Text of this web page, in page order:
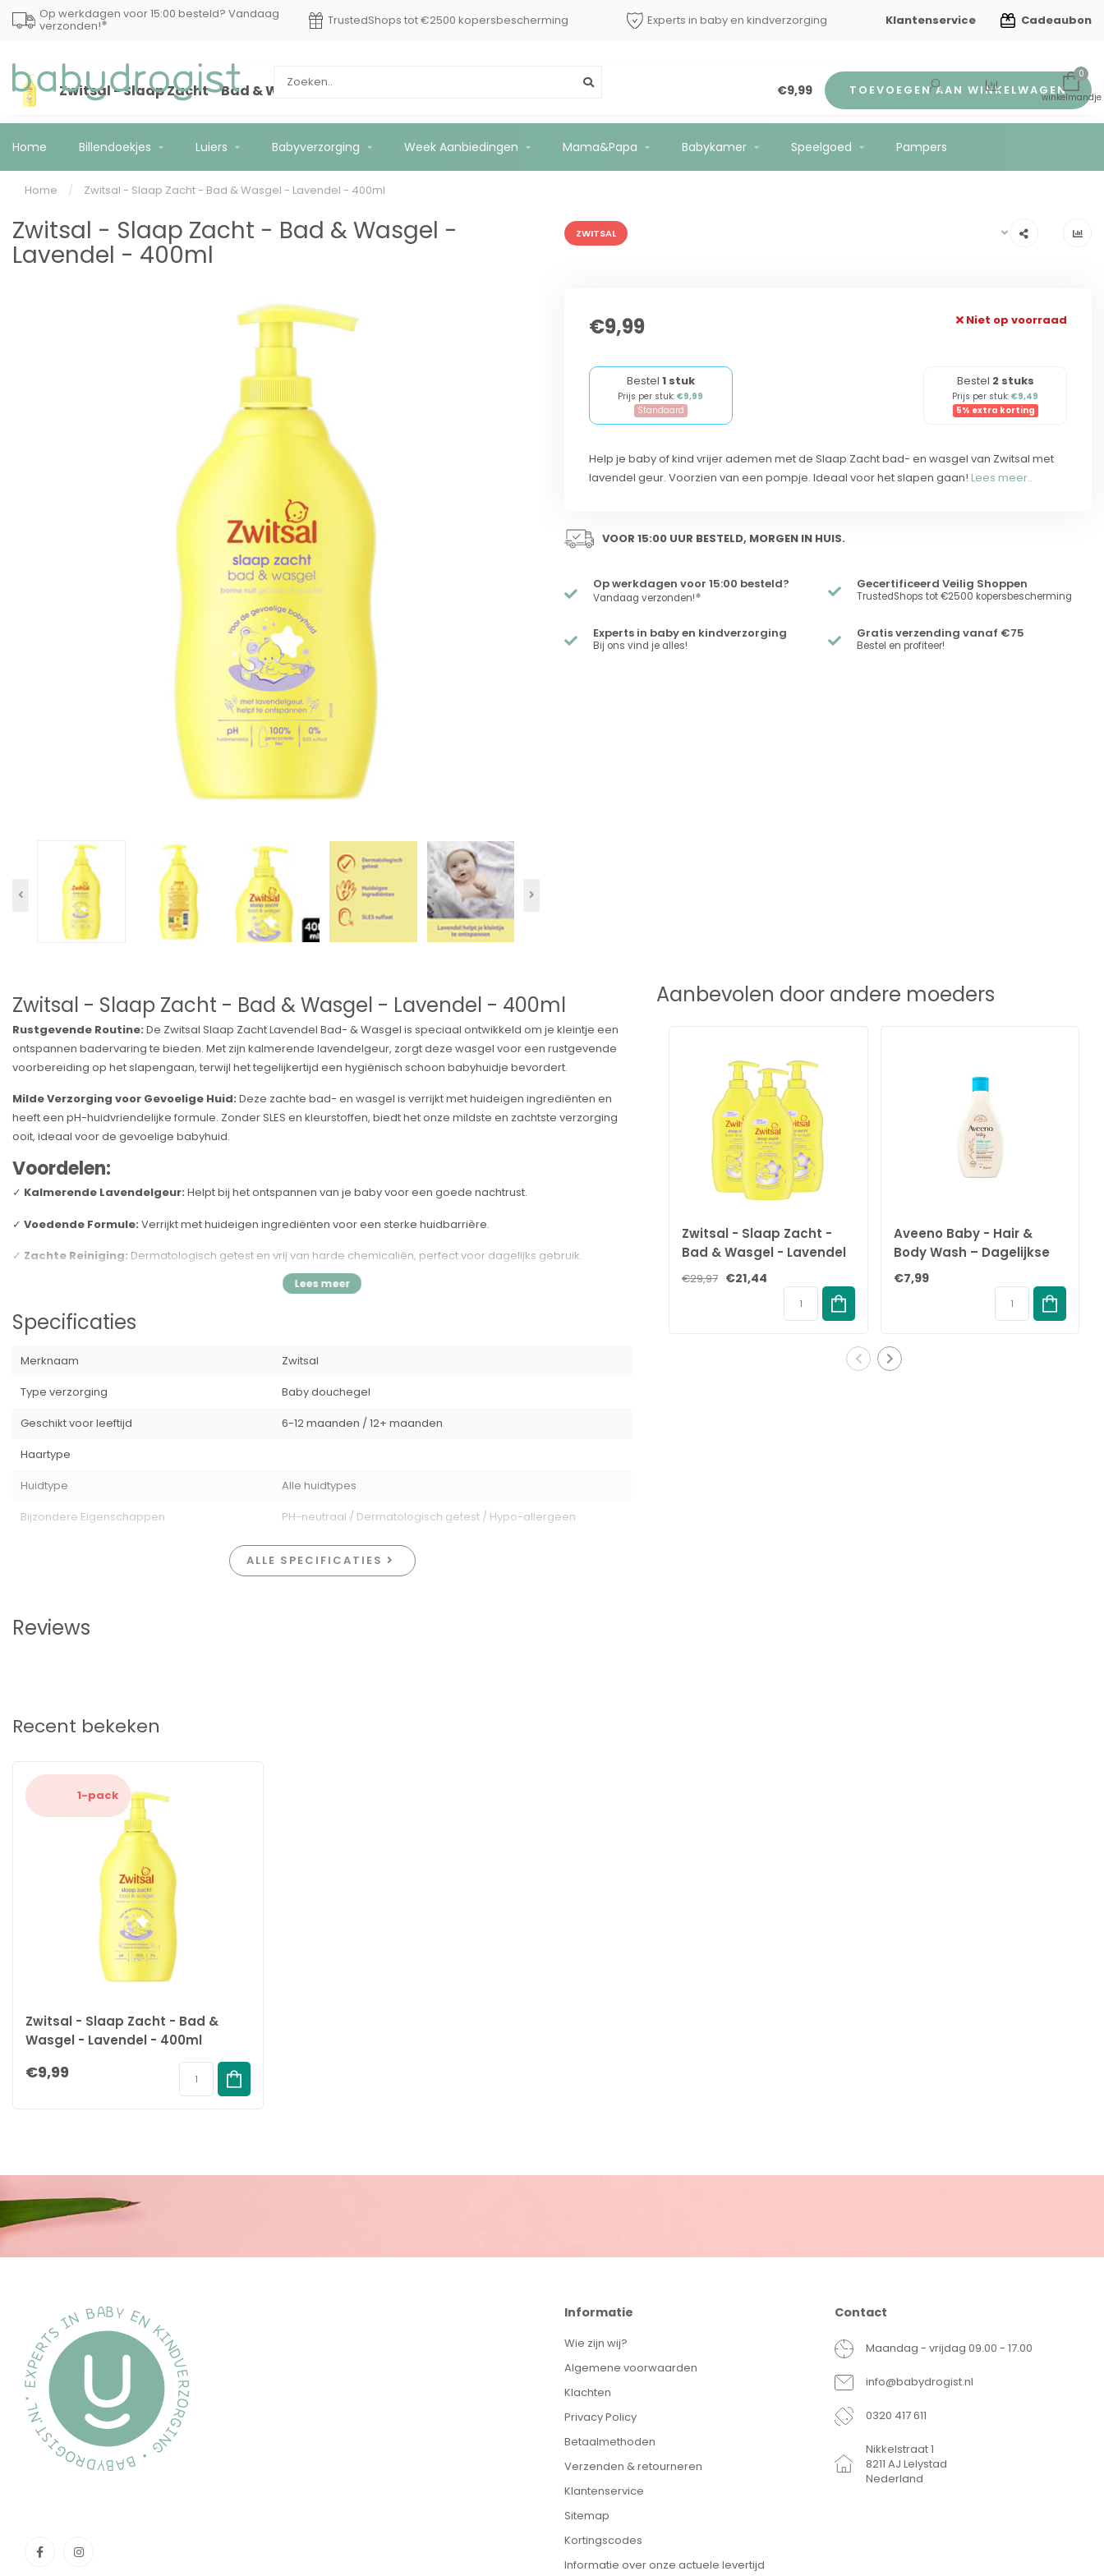
Op werkdagen voor 15:00 besteld? Vandaag
verzonden!* TrustedShops tot €2500 kopersbescherming Experts in baby en kindverzorging Gratis verzending vanaf €75
Klantenservice Cadeaubon
0
Home Billendoekjes Luiers Babyverzorging Week Aanbiedingen Mama&Papa Babykamer Speelgoed Pampers
Home / Zwitsal - Slaap Zacht - Bad & Wasgel - Lavendel - 400ml
Zwitsal - Slaap Zacht - Bad & Wasgel - Lavendel - 400ml €9,99 TOEVOEGEN AAN WINKELWAGEN
Zwitsal - Slaap Zacht - Bad & Wasgel -
Lavendel - 400ml
ZWITSAL
€9,99 Niet op voorraad
Bestel 1 stuk
Prijs per stuk:€9,99
Standaard
Bestel 2 stuks
Prijs per stuk:€9,49
5% extra korting
Help je baby of kind vrijer ademen met de Slaap Zacht bad- en wasgel van Zwitsal met
lavendel geur. Voorzien van een pompje. Ideaal voor het slapen gaan! Lees meer..
VOOR 15:00 UUR BESTELD, MORGEN IN HUIS.
Op werkdagen voor 15:00 besteld?
Vandaag verzonden!*
Gecertificeerd Veilig Shoppen
TrustedShops tot €2500 kopersbescherming
Experts in baby en kindverzorging
Bij ons vind je alles!
Gratis verzending vanaf €75
Bestel en profiteer!
Zwitsal - Slaap Zacht - Bad & Wasgel - Lavendel - 400ml
Rustgevende Routine: De Zwitsal Slaap Zacht Lavendel Bad- & Wasgel is speciaal ontwikkeld om je kleintje een
ontspannen badervaring te bieden. Met zijn kalmerende lavendelgeur, zorgt deze wasgel voor een rustgevende
voorbereiding op het slapengaan, terwijl het tegelijkertijd een hygiënisch schoon babyhuidje bevordert.
Milde Verzorging voor Gevoelige Huid: Deze zachte bad- en wasgel is verrijkt met huideigen ingrediënten en
heeft een pH-huidvriendelijke formule. Zonder SLES en kleurstoffen, biedt het onze mildste en zachtste verzorging
ooit, ideaal voor de gevoelige babyhuid.
Voordelen:
✓ Kalmerende Lavendelgeur: Helpt bij het ontspannen van je baby voor een goede nachtrust.
✓ Voedende Formule: Verrijkt met huideigen ingrediënten voor een sterke huidbarrière.
✓ Zachte Reiniging: Dermatologisch getest en vrij van harde chemicaliën, perfect voor dagelijks gebruik.
De verpakking is gemaakt van 100% gerecycled plastic, ondersteunt een duurzamere
Gebruiksinstructies:
voor mild schuim. Zachtjes inmasseren op het babyhuidje en daarna grondig spoelen.
Specificaties:
Type:Bad- & Wasgel
Kenmerken:
Verpakking:
Fles van 100% gerecycled plastic (exclusief pompje/labels)
Zwitsal Slaap Zacht Lavendel Bad- & Wasgel biedt een rustgevende badtijd, perfect voor de avondroutine van je
kleintje, terwijl het een vertrouwde zachtheid biedt waar zowel jij als je baby van zullen houden.
Specificaties
Merknaam
Zwitsal
Type verzorging
Baby douchegel
Geschikt voor leeftijd
6-12 maanden / 12+ maanden
Haartype
Huidtype
Alle huidtypes
Bijzondere Eigenschappen
PH-neutraal / Dermatologisch getest / Hypo-allergeen
ALLE SPECIFICATIES
Reviews
Aanbevolen door andere moeders
Zwitsal - Slaap Zacht -
Bad & Wasgel - Lavendel
- 3 x 400ml -
€29,97 €21,44
Aveeno Baby - Hair &
Body Wash – Dagelijkse
Verzorging – 250ML
€7,99
Recent bekeken
1-pack
Zwitsal - Slaap Zacht - Bad &
Wasgel - Lavendel - 400ml
€9,99
Informatie
Wie zijn wij?
Algemene voorwaarden
Klachten
Privacy Policy
Betaalmethoden
Verzenden & retourneren
Klantenservice
Sitemap
Kortingscodes
Informatie over onze actuele levertijd
Contact
Maandag - vrijdag 09.00 - 17.00
info@babydrogist.nl
0320 417 611
Nikkelstraat 1
8211 AJ Lelystad
Nederland